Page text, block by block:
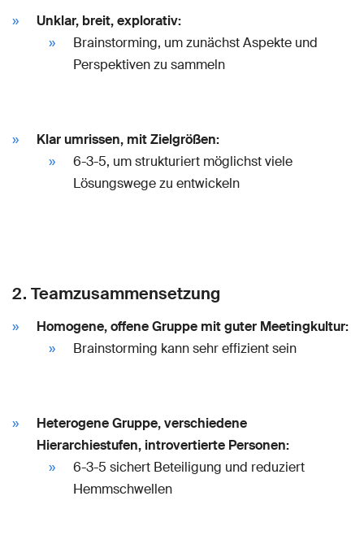
Unklar, breit, explorativ:
Brainstorming, um zunächst Aspekte und
Perspektiven zu sammeln
Klar umrissen, mit Zielgrößen:
6-3-5, um strukturiert möglichst viele
Lösungswege zu entwickeln
2. Teamzusammensetzung
Homogene, offene Gruppe mit guter Meetingkultur:
Brainstorming kann sehr effizient sein
Heterogene Gruppe, verschiedene
Hierarchiestufen, introvertierte Personen:
6-3-5 sichert Beteiligung und reduziert
Hemmschwellen